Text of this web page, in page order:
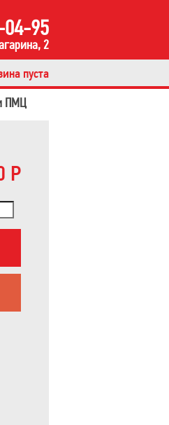
95
2
пуста
ПМЦ
Р